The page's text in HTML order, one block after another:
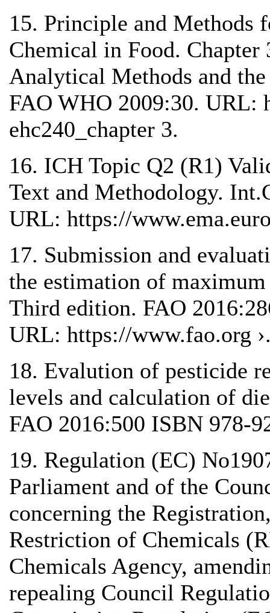
15. Principle and Methods
Chemical in Food.
Analytical Methods and
FAO WHO 2009:30. URL:
ehc240_chapter 3.
16. ICH Topic Q2 (R1)
Text and Methodology.
URL: https://
17. Submission and
the estimation of
Third edition. FAO
URL: https://www.fao.org
18. Evalution of pesticide
levels and calculation of
FAO 2016:500 ISBN 978-
19. Regulation (EC)
Parliament and of the
concerning the
Restriction of Chemicals
Chemicals Agency,
repealing Council